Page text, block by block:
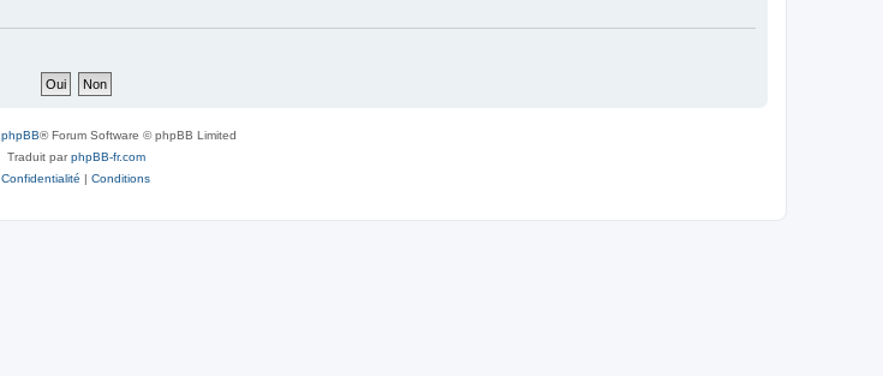
phpBB® Forum Software © phpBB Limited
Traduit parphpBB-fr.com
Confidentialité | Conditions